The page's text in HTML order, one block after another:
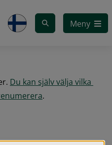
Meny
Du kan själv välja vilka
.